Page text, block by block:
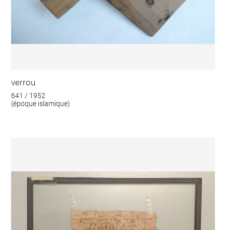
verrou
641 / 1952
(époque islamique)